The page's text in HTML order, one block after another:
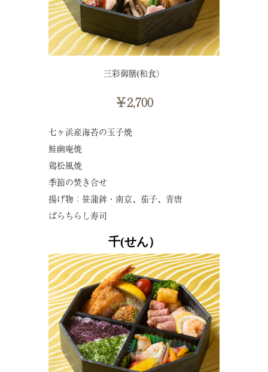
三彩御膳(和食）
￥2,700
七ヶ浜産海苔の玉子焼
鮭幽庵焼
鶏松風焼
季節の焚き合せ
揚げ物：笹蒲鉾・南京、茄子、青唐
ばらちらし寿司
千(せん）